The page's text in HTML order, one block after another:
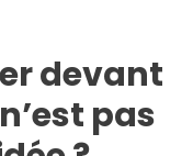
devant
pas